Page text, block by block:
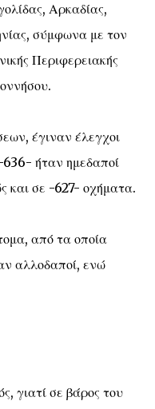
Αρκαδίας,
σύμφωνα με τον
Περιφερειακής
έγιναν έλεγχοι
ήταν ημεδαποί
και σε -627- οχήματα.
από τα οποία
αλλοδαποί, ενώ
γιατί σε βάρος του